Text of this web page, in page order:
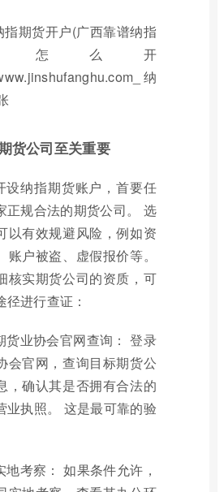
货公司至关重要
设纳指期货账户，首要任
正规合法的期货公司。 选
以有效规避风险，例如资
账户被盗、虚假报价等。
核实期货公司的资质，可
进行查证：
货业协会官网查询： 登录
会官网，查询目标期货公
，确认其是否拥有合法的
业执照。 这是最可靠的验
地考察： 如果条件允许，